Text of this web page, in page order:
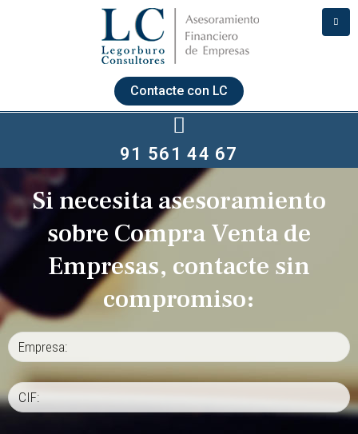
Contacte con LC
91 561 44 67
Si necesita asesoramiento
sobre Compra Venta de
Empresas, contacte sin
compromiso: